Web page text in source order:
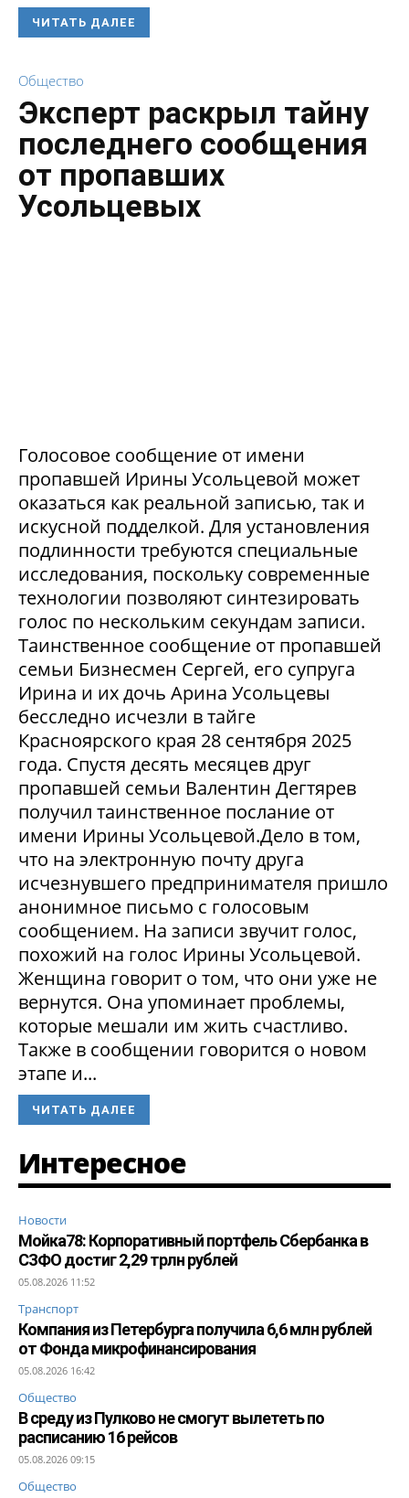
ЧИТАТЬ ДАЛЕЕ
Общество
Эксперт раскрыл тайну
последнего сообщения
от пропавших
Усольцевых
Голосовое сообщение от имени
пропавшей Ирины Усольцевой может
оказаться как реальной записью, так и
искусной подделкой. Для установления
подлинности требуются специальные
исследования, поскольку современные
технологии позволяют синтезировать
голос по нескольким секундам записи.
Таинственное сообщение от пропавшей
семьи Бизнесмен Сергей, его супруга
Ирина и их дочь Арина Усольцевы
бесследно исчезли в тайге
Красноярского края 28 сентября 2025
года. Спустя десять месяцев друг
пропавшей семьи Валентин Дегтярев
получил таинственное послание от
имени Ирины Усольцевой.Дело в том,
что на электронную почту друга
исчезнувшего предпринимателя пришло
анонимное письмо с голосовым
сообщением. На записи звучит голос,
похожий на голос Ирины Усольцевой.
Женщина говорит о том, что они уже не
вернутся. Она упоминает проблемы,
которые мешали им жить счастливо.
Также в сообщении говорится о новом
этапе и...
ЧИТАТЬ ДАЛЕЕ
Интересное
Новости
Мойка78: Корпоративный портфель Сбербанка в
СЗФО достиг 2,29 трлн рублей
05.08.2026 11:52
Транспорт
Компания из Петербурга получила 6,6 млн рублей
от Фонда микрофинансирования
05.08.2026 16:42
Общество
В среду из Пулково не смогут вылететь по
расписанию 16 рейсов
05.08.2026 09:15
Общество